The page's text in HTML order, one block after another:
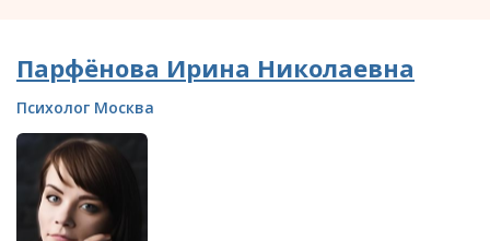
Парфёнова Ирина Николаевна
Психолог Москва